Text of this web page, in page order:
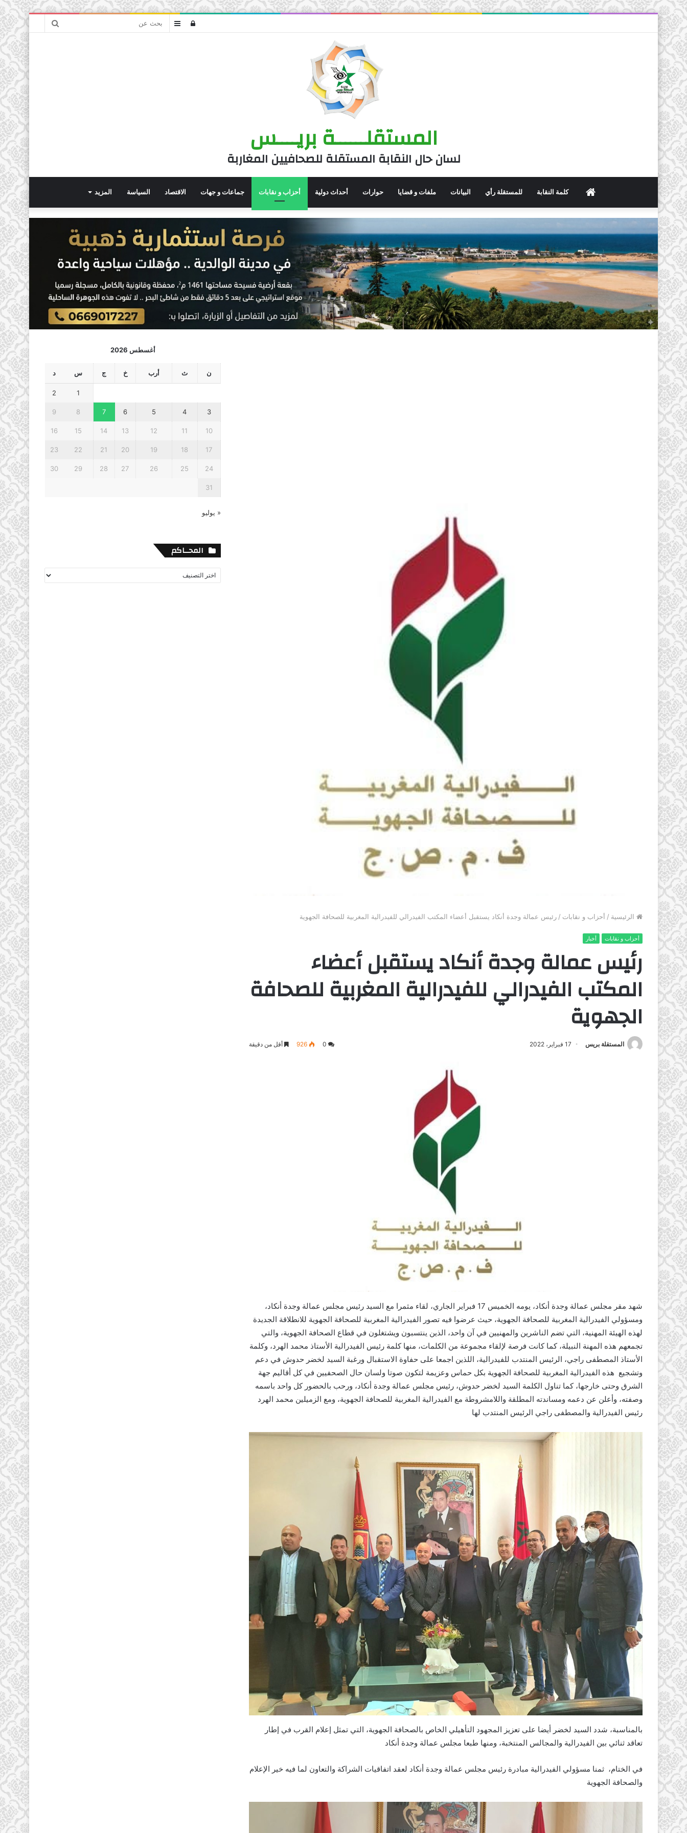
بحث
عمودتسجيل
المستقلــــــة بريــــس
لسان حال النقابة المستقلة للصحافيين المغاربة
الرئيسيةكلمة النقابة للمستقلة رأي البيانات ملفات و قضايا حوارات أحداث دولية أحزاب و نقابات جماعات و جهات الاقتصاد السياسة المزيد
الرئيسية / أحزاب و نقابات / رئيس عمالة وجدة أنكاد يستقبل أعضاء المكتب الفيدرالي للفيدرالية المغربية للصحافة الجهوية
أحزاب و نقابات أخبار
رئيس عمالة وجدة أنكاد يستقبل أعضاء
المكتب الفيدرالي للفيدرالية المغربية للصحافة
الجهوية
المستقلة بريس 17 فبراير، 2022 0
926 أقل من دقيقة
شهد مقر مجلس عمالة وجدة أنكاد، يومه الخميس 17 فبراير الجاري، لقاء مثمرا مع السيد رئيس مجلس عمالة وجدة أنكاد،
ومسؤولي الفيدرالية المغربية للصحافة الجهوية، حيث عرضوا فيه تصور الفيدرالية المغربية للصحافة الجهوية للانطلاقة الجديدة
لهذه الهيئة المهنية، التي تضم الناشرين والمهنيين في آن واحد، الذين ينتسبون ويشتغلون في قطاع الصحافة الجهوية، والتي
تجمعهم هذه المهنة النبيلة، كما كانت فرصة لإلقاء مجموعة من الكلمات، منها كلمة رئيس الفيدرالية الأستاذ محمد الهرد، وكلمة
الأستاذ المصطفى راجي، الرئيس المنتدب للفيدرالية، اللذين اجمعا على حفاوة الاستقبال ورغبة السيد لخضر حدوش في دعم
وتشجيع هذه الفيدرالية المغربية للصحافة الجهوية بكل حماس وعزيمة لتكون صوتا ولسان حال الصحفيين في كل أقاليم جهة
الشرق وحتى خارجها، كما تناول الكلمة السيد لخضر حدوش، رئيس مجلس عمالة وجدة أنكاد، ورحب بالحضور كل واحد باسمه
وصفته، وأعلن عن دعمه ومساندته المطلقة واللامشروطة مع الفيدرالية المغربية للصحافة الجهوية، ومع الزميلين محمد الهرد
رئيس الفيدرالية والمصطفى راجي الرئيس المنتدب لها
بالمناسبة، شدد السيد لخضر أيضا على تعزيز المجهود التأهيلي الخاص بالصحافة الجهوية، التي تمثل إعلام القرب في إطار
تعاقد ثنائي بين الفيدرالية والمجالس المنتخبة، ومنها طبعا مجلس عمالة وجدة أنكاد
في الختام، ثمنا مسؤولي الفيدرالية مبادرة رئيس مجلس عمالة وجدة أنكاد لعقد اتفاقيات الشراكة والتعاون لما فيه خير الإعلام
والصحافة الجهوية
أغسطس 2026
ن ث أرب خ ج س د
1
2
3
4
5
6
7
8
9
10
11
12
13
14
15
16
17
18
19
20
21
22
23
24
25
26
27
28
29
30
31
« يوليو
المحــاكم
المحــاكم